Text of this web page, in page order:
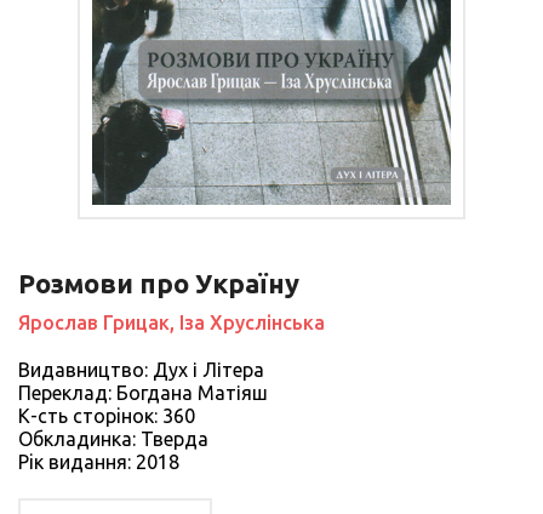
Розмови про Україну
Ярослав Грицак, Іза Хруслінська
Видавництво: Дух і Літера
Переклад: Богдана Матіяш
К-сть сторiнок: 360
Обкладинка: Тверда
Рiк видання: 2018